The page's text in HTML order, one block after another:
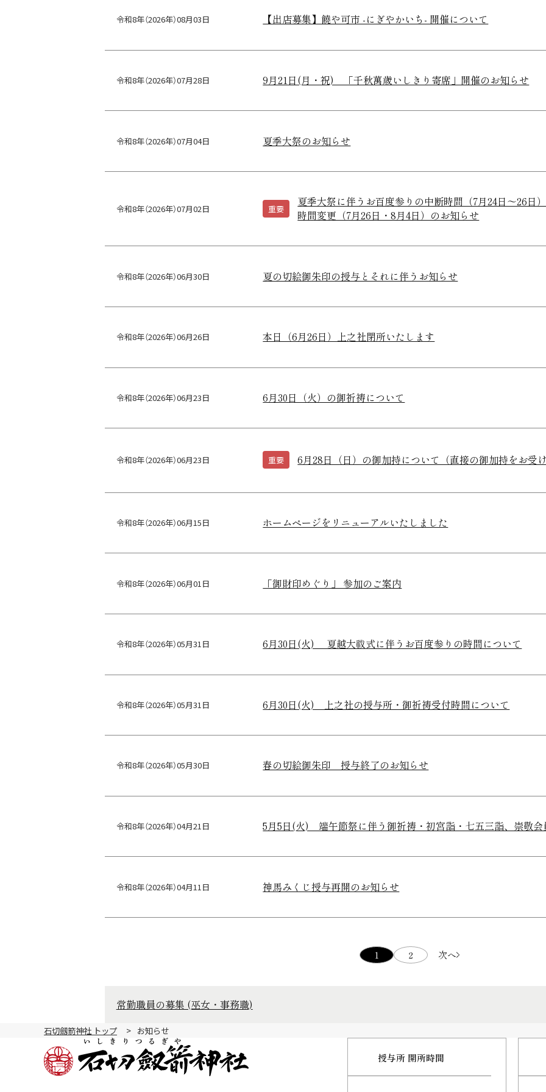
令和8年（2026年）08月03日 【出店募集】饒や可市 -にぎやかいち- 開催について
令和8年（2026年）07月28日 9月21日(月・祝) 「千秋萬歳いしきり寄席」開催のお知らせ
令和8年（2026年）07月04日 夏季大祭のお知らせ
令和8年（2026年）07月02日 重要
夏季大祭に伴うお百度参りの中断時間（7月24日～26日
時間変更（7月26日・8月4日）のお知らせ
令和8年（2026年）06月30日 夏の切絵御朱印の授与とそれに伴うお知らせ
令和8年（2026年）06月26日 本日（6月26日）上之社閉所いたします
令和8年（2026年）06月23日 6月30日（火）の御祈祷について
令和8年（2026年）06月23日 重要 6月28日（日）の御加持について（直接の御加持をお受
令和8年（2026年）06月15日 ホームページをリニューアルいたしました
令和8年（2026年）06月01日 「御財印めぐり」 参加のご案内
令和8年（2026年）05月31日 6月30日(火) 夏越大祓式に伴うお百度参りの時間について
令和8年（2026年）05月31日 6月30日(火) 上之社の授与所・御祈祷受付時間について
令和8年（2026年）05月30日 春の切絵御朱印 授与終了のお知らせ
令和8年（2026年）04月21日 5月5日(火) 端午節祭に伴う御祈祷・初宮詣・七五三詣、崇敬
令和8年（2026年）04月11日 神馬みくじ授与再開のお知らせ
1 2 次へ
常勤職員の募集 (巫女・事務職)
石切劔箭神社 トップ お知らせ
授与所 開所時間